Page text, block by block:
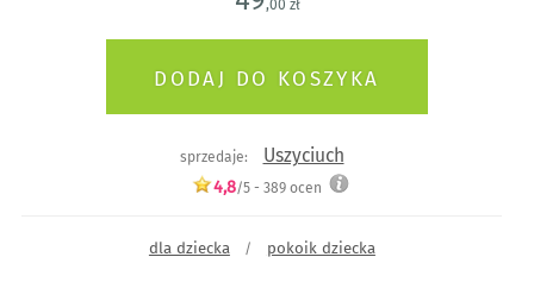
,00 zł
sprzedaje: Uszyciuch
4,8/5 - 389 ocen
dla dziecka / pokoik dziecka